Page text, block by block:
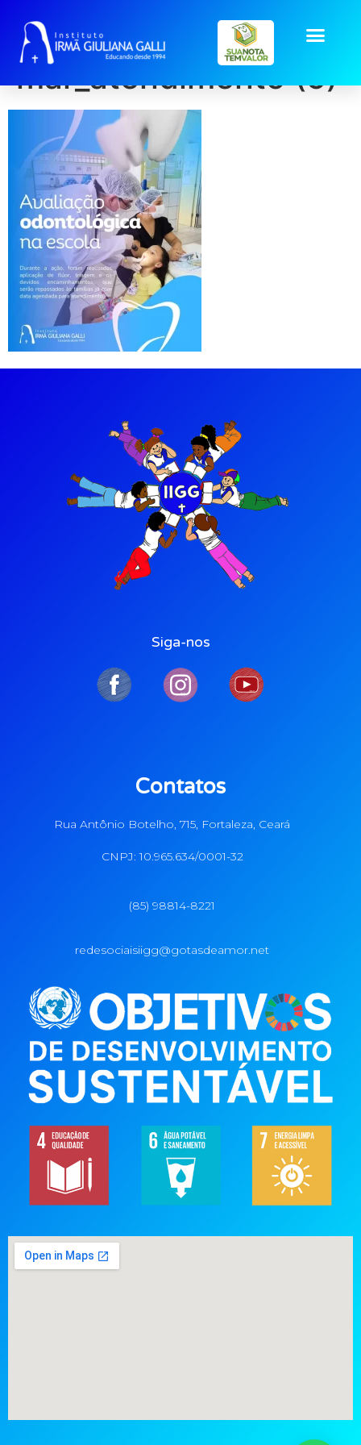
galeria2026-
mar_atendimento (5)
Siga-nos
Contatos
Rua Antônio Botelho, 715, Fortaleza, Ceará
CNPJ: 10.965.634/0001-32
(85) 98814-8221
redesociaisiigg@gotasdeamor.net